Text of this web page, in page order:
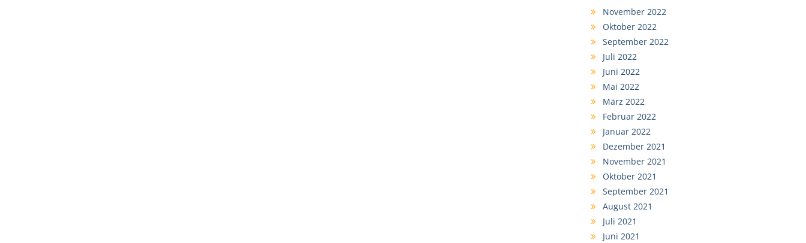
November 2022
Oktober 2022
September 2022
Juli 2022
Juni 2022
Mai 2022
März 2022
Februar 2022
Januar 2022
Dezember 2021
November 2021
Oktober 2021
September 2021
August 2021
Juli 2021
Juni 2021